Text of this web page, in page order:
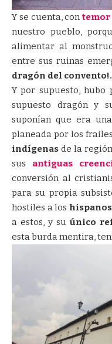
Y se cuenta, contemor
nuestro pueblo,
alimentar al
entre sus ruinas
dragón del convento!.
Y por supuesto, hubo
supuesto dragón y
suponían que era una
planeada por los
indígenas de la
sus antiguas
conversión al
para su propia
hostiles a los hispanos
a estos, y su único
esta burda mentira,